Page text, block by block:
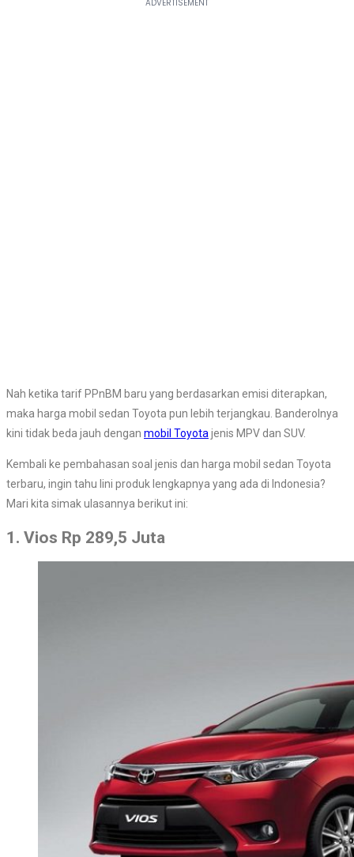
Nah ketika tarif PPnBM baru yang berdasarkan emisi diterapkan,
maka harga mobil sedan Toyota pun lebih terjangkau. Banderolnya
kini tidak beda jauh dengan mobil Toyotajenis MPV dan SUV.
Kembali ke pembahasan soal jenis dan harga mobil sedan Toyota
terbaru, ingin tahu lini produk lengkapnya yang ada di Indonesia?
Mari kita simak ulasannya berikut ini:
1. Vios Rp 289,5 Juta